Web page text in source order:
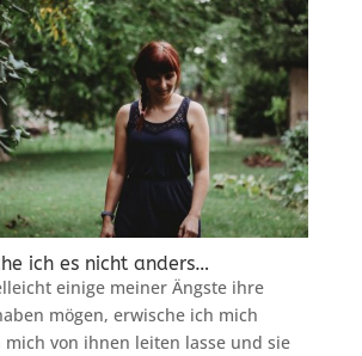
ich es nicht anders…
einige meiner Ängste ihre
mögen, erwische ich mich
mich von ihnen leiten lasse und sie